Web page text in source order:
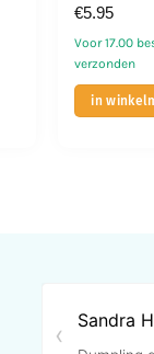
Voor 17.00
verzonden
€5.95
in